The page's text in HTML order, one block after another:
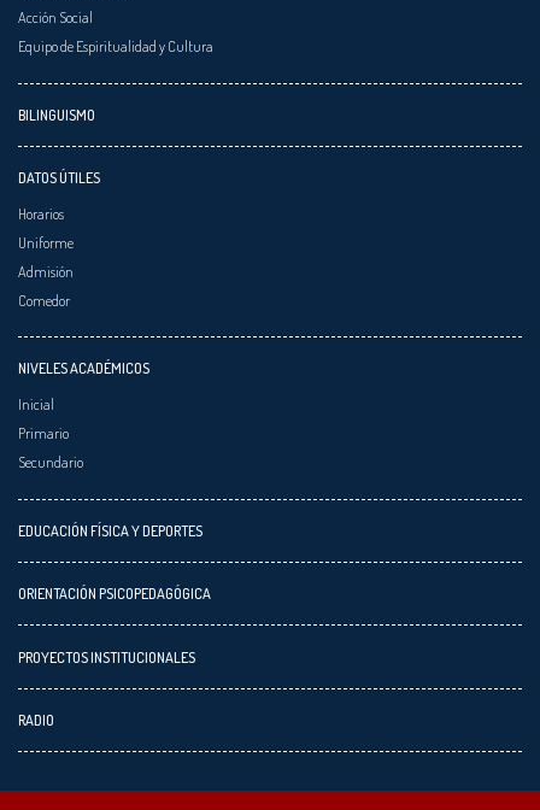
Acción Social
Equipo de Espiritualidad y Cultura
BILINGUISMO
DATOS ÚTILES
Horarios
Uniforme
Admisión
Comedor
NIVELES ACADÉMICOS
Inicial
Primario
Secundario
EDUCACIÓN FÍSICA Y DEPORTES
ORIENTACIÓN PSICOPEDAGÓGICA
PROYECTOS INSTITUCIONALES
RADIO